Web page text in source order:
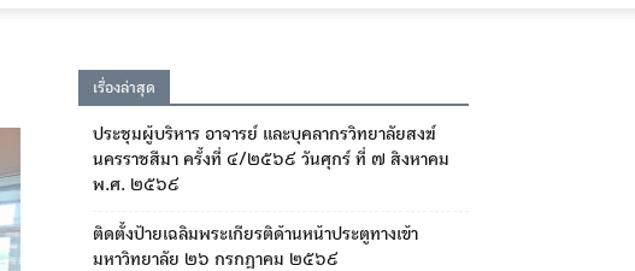
เรื่องล่าสุด
ประชุมผู้บริหาร อาจารย์ และบุคลากรวิทยาลัยสงฆ์
นครราชสีมา ครั้งที่ ๔/๒๕๖๙ วันศุกร์ ที่ ๗ สิงหาคม
พ.ศ. ๒๕๖๙
ติดตั้งป้ายเฉลิมพระเกียรติด้านหน้าประตูทางเข้า
มหาวิทยาลัย ๒๖ กรกฎาคม ๒๕๖๙